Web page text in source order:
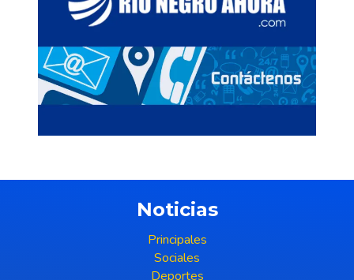
Noticias
Principales
Sociales
Deportes